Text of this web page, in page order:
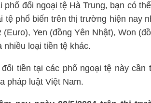
phố đổi ngoại tệ Hà Trung, bạn có
tệ phổ biến trên thị trường hiện nay
(Euro), Yen (đồng Yên Nhật), Won
loại tiền tệ khác.
tiền tại các phố ngoại tệ này cần
pháp luật Việt Nam.